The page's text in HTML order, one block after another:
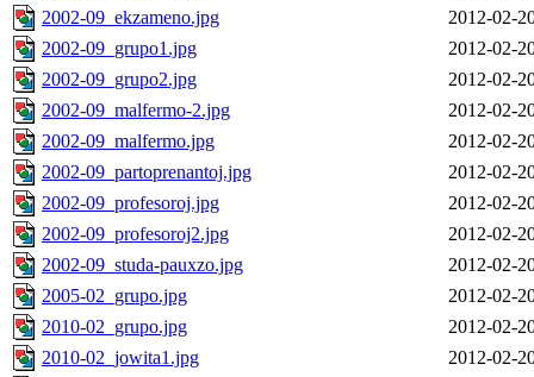
2002-09_ekzameno.jpg
2012-02-
2002-09_grupo1.jpg
2012-02-
2002-09_grupo2.jpg
2012-02-
2002-09_malfermo-2.jpg
2012-02-
2002-09_malfermo.jpg
2012-02-
2002-09_partoprenantoj.jpg
2012-02-
2002-09_profesoroj.jpg
2012-02-
2002-09_profesoroj2.jpg
2012-02-
2002-09_studa-pauxzo.jpg
2012-02-
2005-02_grupo.jpg
2012-02-
2010-02_grupo.jpg
2012-02-
2010-02_jowita1.jpg
2012-02-